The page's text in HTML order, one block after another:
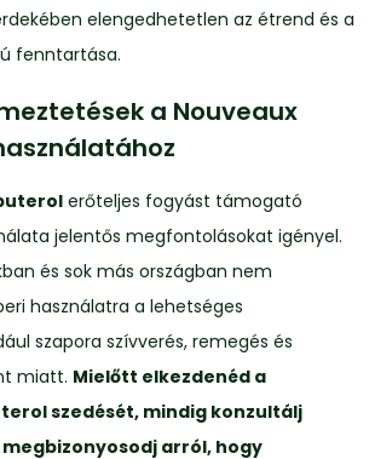
elengedhetetlen az étrend és a
fenntartása.
a Nouveaux
erőteljes fogyást támogató
jelentős megfontolásokat igényel.
és sok más országban nem
használatra a lehetséges
szapora szívverés, remegés és
miatt. Mielőtt elkezdenéd a
szedését, mindig konzultálj
arról, hogy